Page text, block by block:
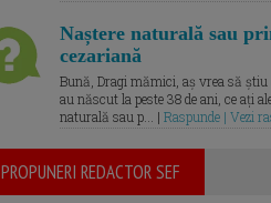
Naștere naturală sau
cezariană
Bună, Dragi mămici, aș vrea să știu
au născut la peste 38 de ani, ce ați
naturală sau p... | Raspunde | Vezi
PROPUNERI REDACTOR SEF